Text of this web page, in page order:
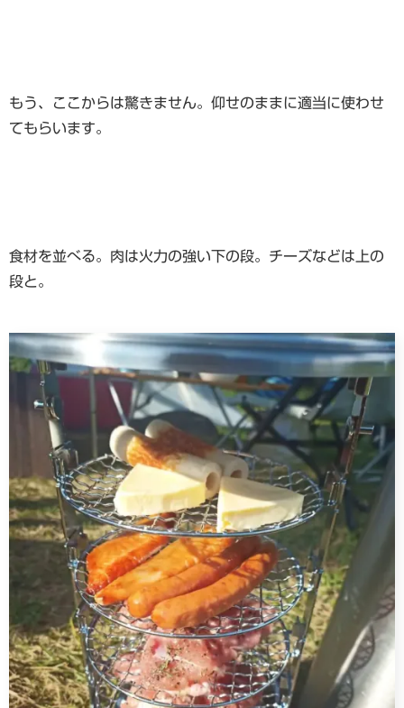
もう、ここからは驚きません。仰せのままに適当に使わせ
てもらいます。
食材を並べる。肉は火力の強い下の段。チーズなどは上の
段と。